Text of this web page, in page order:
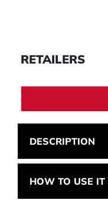
RETAILERS
DESCRIPTION
HOW TO USE IT